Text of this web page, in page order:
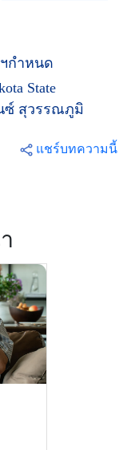
กำหนด
State
นซ์ สุวรรณภูมิ
แชร์บทความนี้